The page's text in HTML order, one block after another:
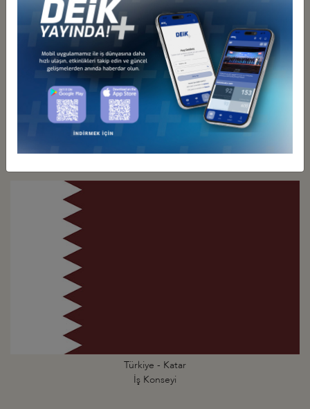
Türkiye - Katar
İş Konseyi